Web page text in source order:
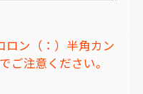
ン（：）半角カン
ご注意ください。